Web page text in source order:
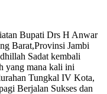
Bupati Drs H Anwar
Barat,Provinsi Jambi
Sadat kembali
yang mana kali ini
Tungkal IV Kota,
Berjalan Sukses dan